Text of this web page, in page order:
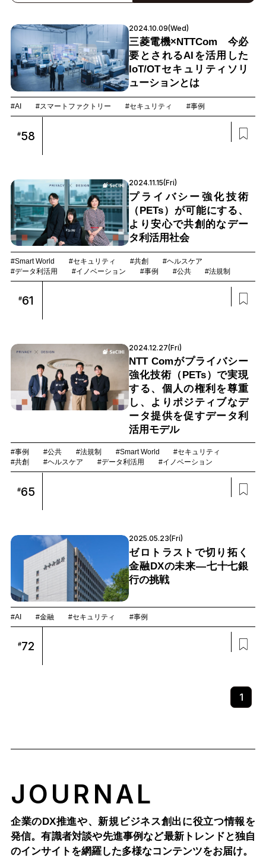
#デジタルツイン 2024.10.09(Wed)
三菱電機×NTTCom 今必
要とされるAIを活用した
IoT/OTセキュリティソリ
ューションとは
#AI #スマートファクトリー #セキュリティ #事例
#58
2024.11.15(Fri)
プライバシー強化技術
（PETs）が可能にする、
より安心で共創的なデー
タ利活用社会
#Smart World #セキュリティ #共創
#ヘルスケア
#データ利活用
#イノベーション #事例 #公共 #法規制
#61
2024.12.27(Fri)
NTT Comがプライバシー
強化技術（PETs）で実現
する、個人の権利を尊重
し、よりポジティブなデ
ータ提供を促すデータ利
活用モデル
#事例 #公共 #法規制 #Smart World
#セキュリティ
#共創
#ヘルスケア #データ利活用 #イノベーション
#65
2025.05.23(Fri)
ゼロトラストで切り拓く
金融DXの未来—七十七銀
行の挑戦
#AI #金融 #セキュリティ #事例
#72
1
JOURNAL
企業のDX推進や、新規ビジネス創出に役立つ情報を
発信。有識者対談や先進事例など最新トレンドと独自
のインサイトを網羅した多様なコンテンツをお届け。